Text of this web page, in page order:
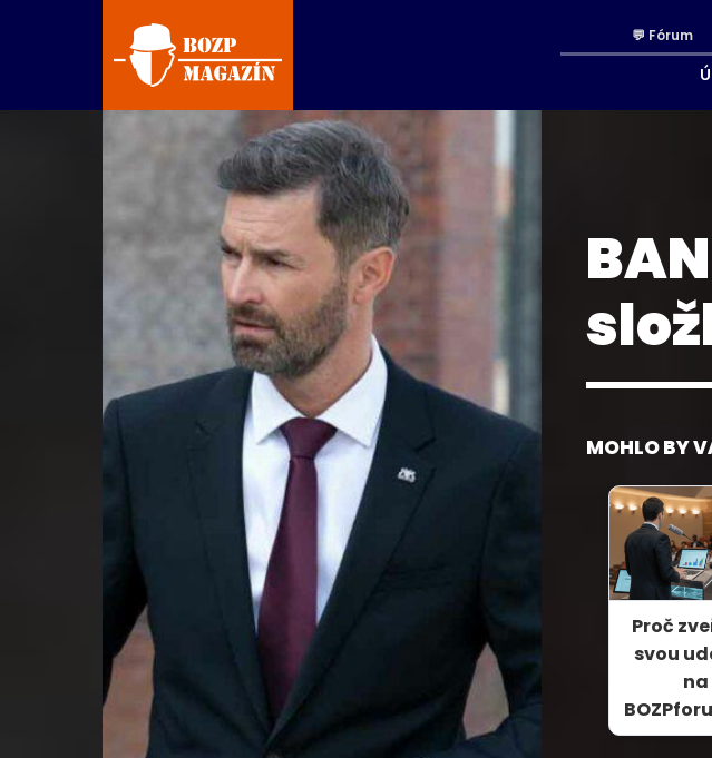
💬 Fórum
MOHLO BY
Proč
svou
na